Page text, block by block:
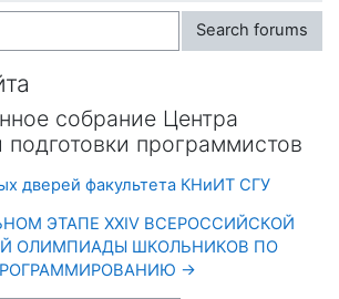
Search forums
собрание Центра
программистов
дверей факультета КНиИТ СГУ
ЭТАПЕ XXIV ВСЕРОССИЙСКОЙ
ОЛИМПИАДЫ ШКОЛЬНИКОВ ПО
→